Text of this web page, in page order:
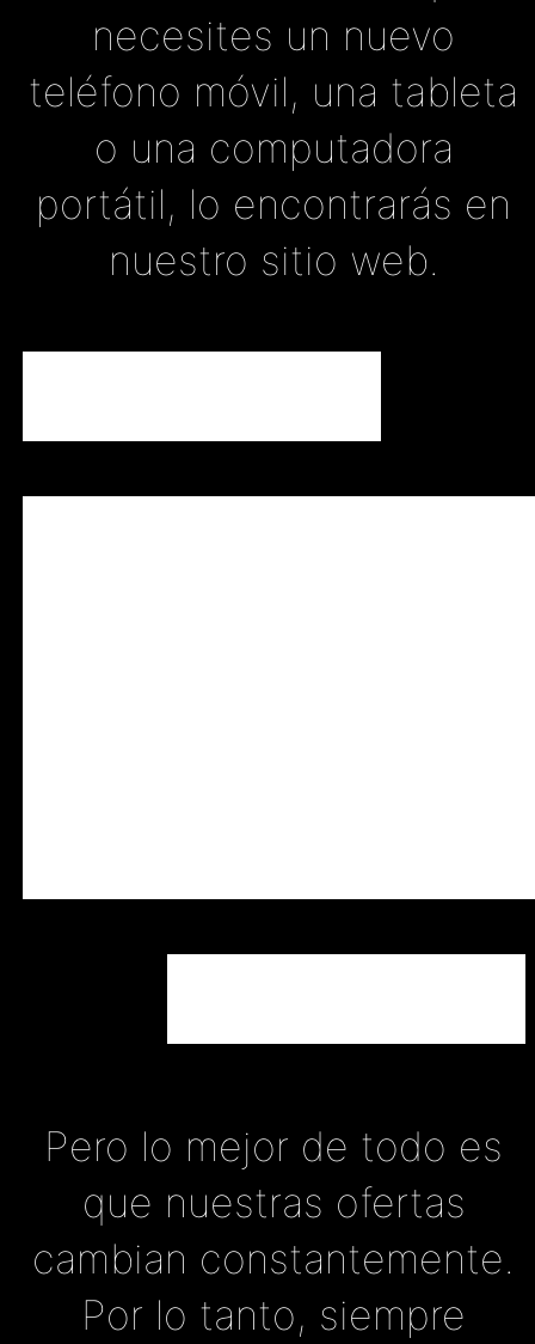
necesites un nuevo
teléfono móvil, una tableta
o una computadora
portátil, lo encontrarás en
nuestro sitio web.
Pero lo mejor de todo es
que nuestras ofertas
cambian constantemente.
Por lo tanto, siempre